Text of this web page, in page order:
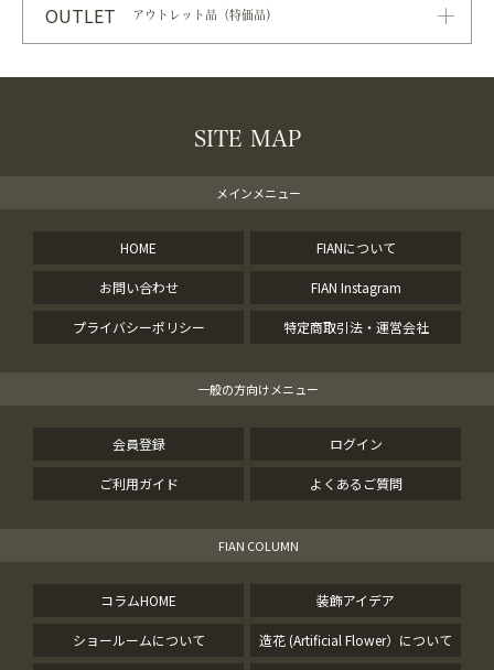
OUTLET アウトレット品（特価品）
SITE MAP
メインメニュー
HOME FIANについて
お問い合わせ FIAN Instagram
プライバシーポリシー 特定商取引法・運営会社
一般の方向けメニュー
会員登録 ログイン
ご利用ガイド よくあるご質問
FIAN COLUMN
コラムHOME 装飾アイデア
ショールームについて 造花 (Artificial Flower）について